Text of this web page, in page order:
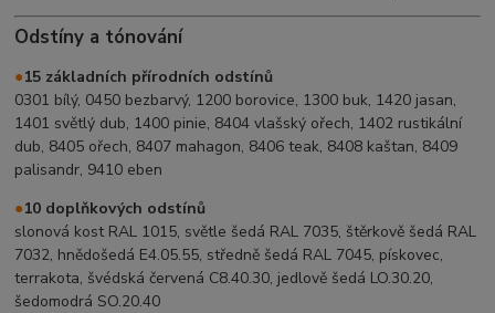
Odstíny a tónování
●15 základních přírodních odstínů
0301 bílý, 0450 bezbarvý, 1200 borovice, 1300 buk, 1420 jasan,
1401 světlý dub, 1400 pinie, 8404 vlašský ořech, 1402 rustikální
dub, 8405 ořech, 8407 mahagon, 8406 teak, 8408 kaštan, 8409
palisandr, 9410 eben
●10 doplňkových odstínů
slonová kost RAL 1015, světle šedá RAL 7035, štěrkově šedá RAL
7032, hnědošedá E4.05.55, středně šedá RAL 7045, pískovec,
terrakota, švédská červená C8.40.30, jedlově šedá LO.30.20,
šedomodrá SO.20.40